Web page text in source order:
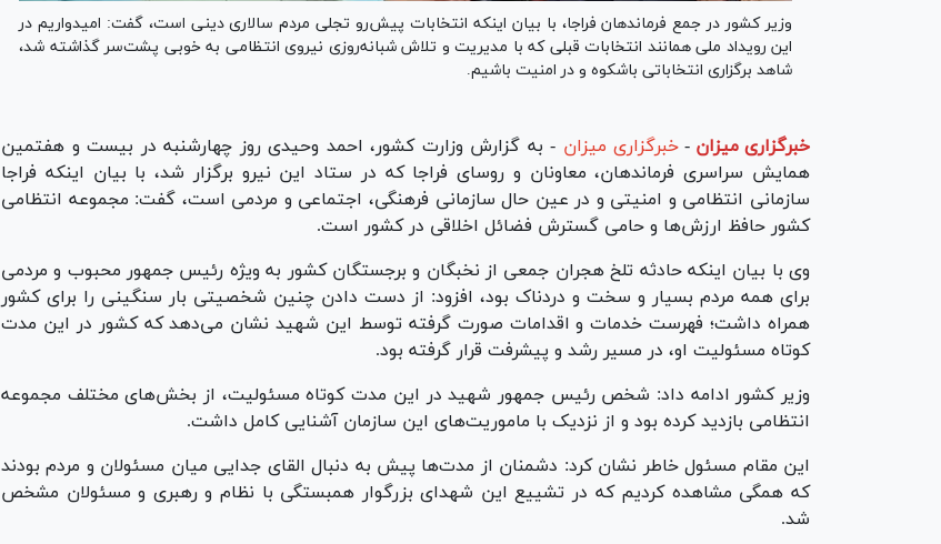
وزیر کشور در جمع فرماندهان فراجا، با بیان اینکه انتخابات پیش‌رو تجلی مردم سالاری دینی است، گفت: امیدواریم در
این رویداد ملی همانند انتخابات قبلی که با مدیریت و تلاش شبانه‌روزی نیروی انتظامی به خوبی پشت‌سر گذاشته شد،
شاهد برگزاری انتخاباتی باشکوه و در امنیت باشیم.
خبرگزاری میزان - خبرگزاری میزان - به گزارش وزارت کشور، احمد وحیدی روز چهارشنبه در بیست و هفتمین
همایش سراسری فرماندهان، معاونان و روسای فراجا که در ستاد این نیرو برگزار شد، با بیان اینکه فراجا
سازمانی انتظامی و امنیتی و در عین حال سازمانی فرهنگی، اجتماعی و مردمی است، گفت: مجموعه انتظامی
کشور حافظ ارزش‌ها و حامی گسترش فضائل اخلاقی در کشور است.
وی با بیان اینکه حادثه تلخ هجران جمعی از نخبگان و برجستگان کشور به ویژه رئیس جمهور محبوب و مردمی
برای همه مردم بسیار و سخت و دردناک بود، افزود: از دست دادن چنین شخصیتی بار سنگینی را برای کشور
همراه داشت؛ فهرست خدمات و اقدامات صورت گرفته توسط این شهید نشان می‌دهد که کشور در این مدت
کوتاه مسئولیت او، در مسیر رشد و پیشرفت قرار گرفته بود.
وزیر کشور ادامه داد: شخص رئیس جمهور شهید در این مدت کوتاه مسئولیت، از بخش‌های مختلف مجموعه
انتظامی بازدید کرده بود و از نزدیک با ماموریت‌های این سازمان آشنایی کامل داشت.
این مقام مسئول خاطر نشان کرد: دشمنان از مدت‌ها پیش به دنبال القای جدایی میان مسئولان و مردم بودند
که همگی مشاهده کردیم که در تشییع این شهدای بزرگوار همبستگی با نظام و رهبری و مسئولان مشخص
شد.